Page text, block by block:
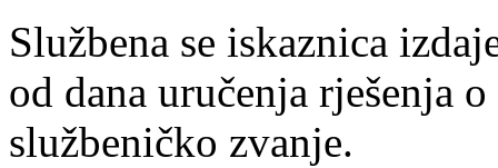
Službena se iskaznica
od dana uručenja rješenja
službeničko zvanje.